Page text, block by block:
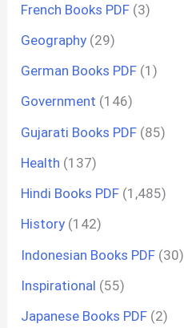
French Books PDF (3)
Geography (29)
German Books PDF (1)
Government (146)
Gujarati Books PDF (85)
Health (137)
Hindi Books PDF (1,485)
History (142)
Indonesian Books PDF (30)
Inspirational (55)
Japanese Books PDF (2)